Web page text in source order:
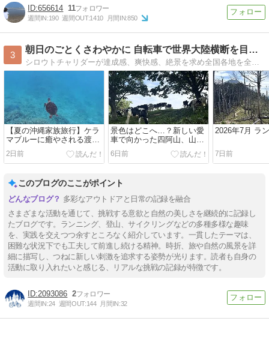
656614 11
週間IN:190 週間OUT:1410 月間IN:850
3
朝日のごとくさわやかに 自転車で世界大陸横断を目指している
シロウトチャリダーが達成感、爽快感、絶景を求め全国各地を全力疾走 目標は 世界 五大陸横断 自転車、ランニング等 その他日常の思いをつづったブログです。
【夏の沖縄家族旅行】ケラ
マブルーに癒やされる渡嘉
敷島＆本島の旅！
2日前
景色はどこへ…？新しい愛
車で向かった四阿山、山頂
はまさかの「真っ白」世
界！
6日前
2026年7月 ラ
7日前
このブログのここがポイント
多彩なアウトドアと日常の記録を融合
さまざまな活動を通じて、挑戦する意欲と自然の美しさを継続的に記録し
たブログです。ランニング、登山、サイクリングなどの多種多様な趣味
を、実践を交えつつ余すところなく紹介しています。一貫したテーマは、
困難な状況下でも工夫して前進し続ける精神。時折、旅や自然の風景を詳
細に描写し、つねに新しい刺激を追求する姿勢が光ります。読者も自身の
活動に取り入れたいと感じる、リアルな挑戦の記録が特徴です。
2093086 2
週間IN:24 週間OUT:144 月間IN:32